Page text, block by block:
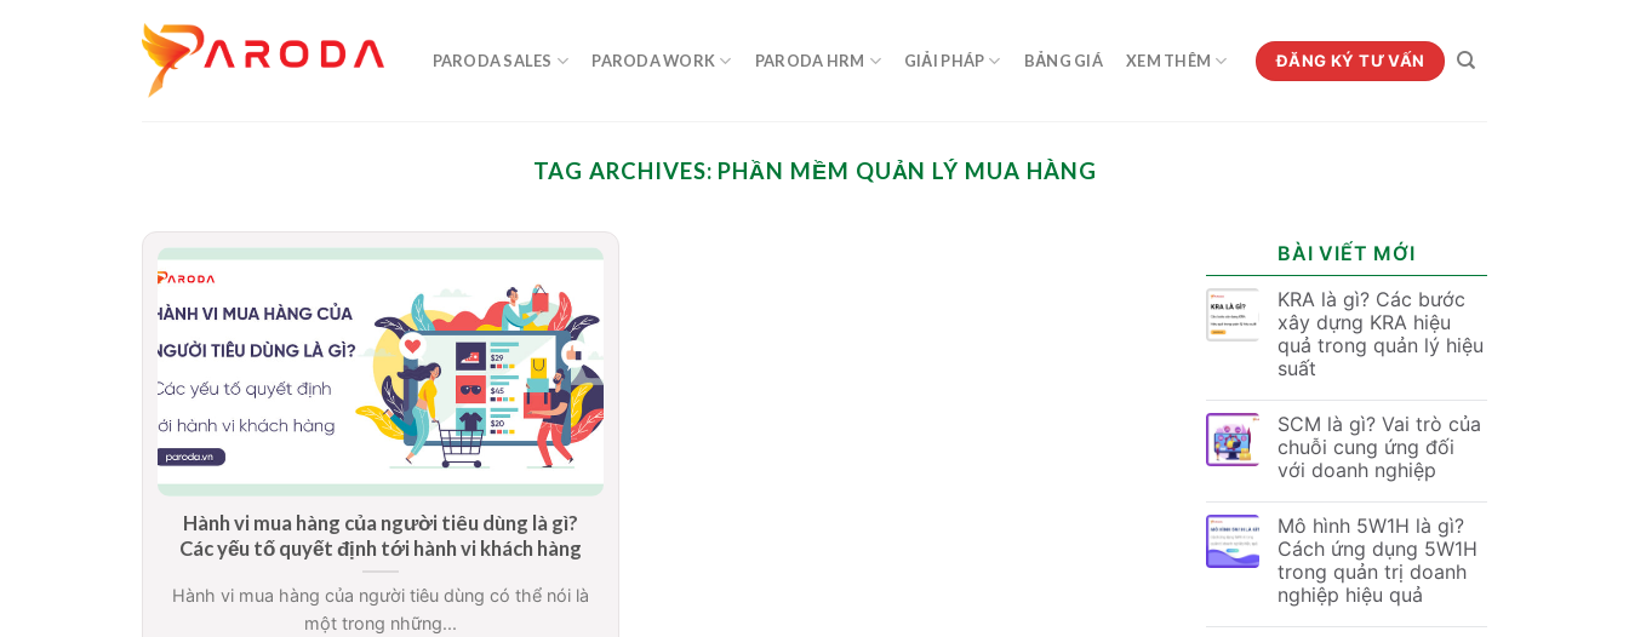
PARODA SALES PARODA WORK PARODA HRM GIẢI PHÁP BẢNG GIÁ XEM THÊM ĐĂNG KÝ TƯ VẤN
TAG ARCHIVES: PHẦN MỀM QUẢN LÝ MUA HÀNG
Hành vi mua hàng của người tiêu dùng là gì?
Các yếu tố quyết định tới hành vi khách hàng
Hành vi mua hàng của người tiêu dùng có thể nói là
một trong những...
BÀI VIẾT MỚI
KRA là gì? Các bước
xây dựng KRA hiệu
quả trong quản lý hiệu
suất
SCM là gì? Vai trò của
chuỗi cung ứng đối
với doanh nghiệp
Mô hình 5W1H là gì?
Cách ứng dụng 5W1H
trong quản trị doanh
nghiệp hiệu quả